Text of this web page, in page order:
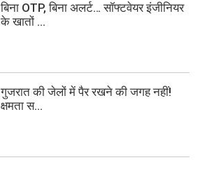
बिना OTP, बिना अलर्ट… सॉफ्टवेयर इंजीनियर
के खातों ...
गुजरात की जेलों में पैर रखने की जगह नहीं!
क्षमता स...